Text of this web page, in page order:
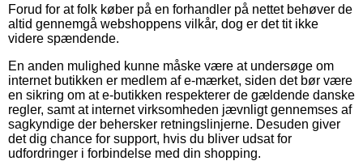
Forud for at folk køber på en forhandler på nettet behøver de
altid gennemgå webshoppens vilkår, dog er det tit ikke
videre spændende.
En anden mulighed kunne måske være at undersøge om
internet butikken er medlem af e-mærket, siden det bør være
en sikring om at e-butikken respekterer de gældende danske
regler, samt at internet virksomheden jævnligt gennemses af
sagkyndige der behersker retningslinjerne. Desuden giver
det dig chance for support, hvis du bliver udsat for
udfordringer i forbindelse med din shopping.